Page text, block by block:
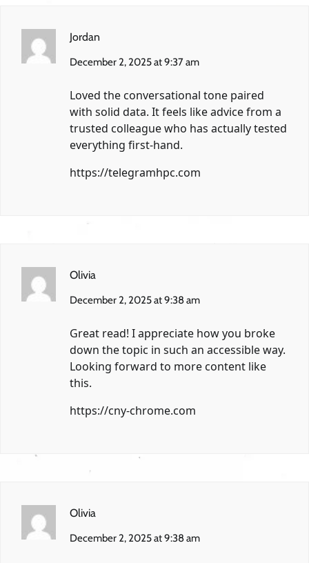
Jordan
December 2, 2025 at 9:37 am
Loved the conversational tone paired
with solid data. It feels like advice from a
trusted colleague who has actually tested
everything first-hand.
https://telegramhpc.com
Olivia
December 2, 2025 at 9:38 am
Great read! I appreciate how you broke
down the topic in such an accessible way.
Looking forward to more content like
this.
https://cny-chrome.com
Olivia
December 2, 2025 at 9:38 am